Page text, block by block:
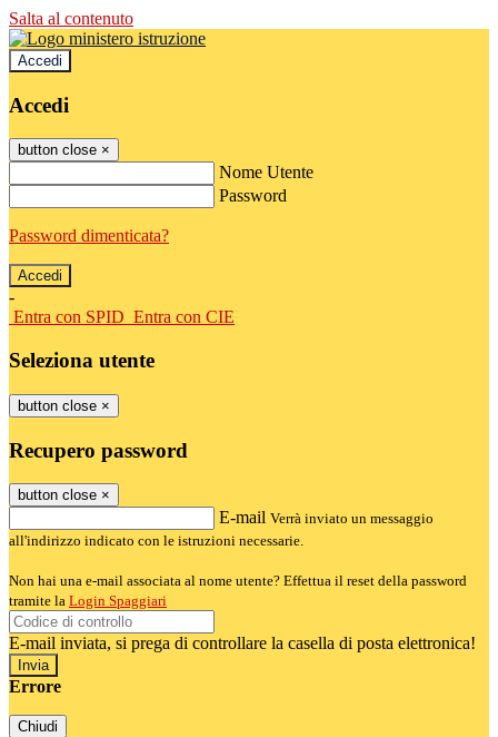
Salta al contenuto
Accedi
Accedi
button close ×
Nome Utente
Password
Password dimenticata?
-
Entra con SPID Entra con CIE
Seleziona utente
button close ×
Recupero password
button close ×
E-mail Verrà inviato un messaggio
all'indirizzo indicato con le istruzioni necessarie.
Non hai una e-mail associata al nome utente? Effettua il reset della password
tramite la Login Spaggiari
E-mail inviata, si prega di controllare la casella di posta elettronica!
Errore
Chiudi